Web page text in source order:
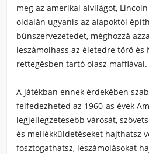
meg az amerikai alvilágot,
oldalán ugyanis az alapoktól
bűnszervezetedet, méghozzá
leszámolhass az életedre törő és
rettegésben tartó olasz maffiával.
A játékban ennek érdekében
felfedezheted az 1960-as évek
legjellegzetesebb városát,
és mellékküldetéseket hajthatsz
fosztogathatsz, leszámolásokat